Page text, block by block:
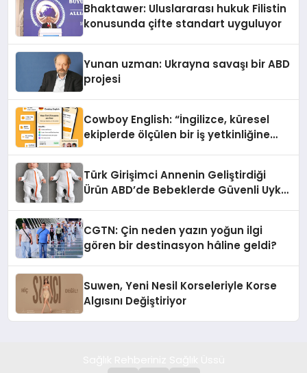
Bhaktawer: Uluslararası hukuk Filistin
konusunda çifte standart uyguluyor
Yunan uzman: Ukrayna savaşı bir ABD
projesi
Cowboy English: “İngilizce, küresel
ekiplerde ölçülen bir iş yetkinliğine
Türk Girişimci Annenin Geliştirdiği
Ürün ABD’de Bebeklerde Güvenli Uyku
CGTN: Çin neden yazın yoğun ilgi
gören bir destinasyon hâline geldi?
Suwen, Yeni Nesil Korseleriyle Korse
Algısını Değiştiriyor